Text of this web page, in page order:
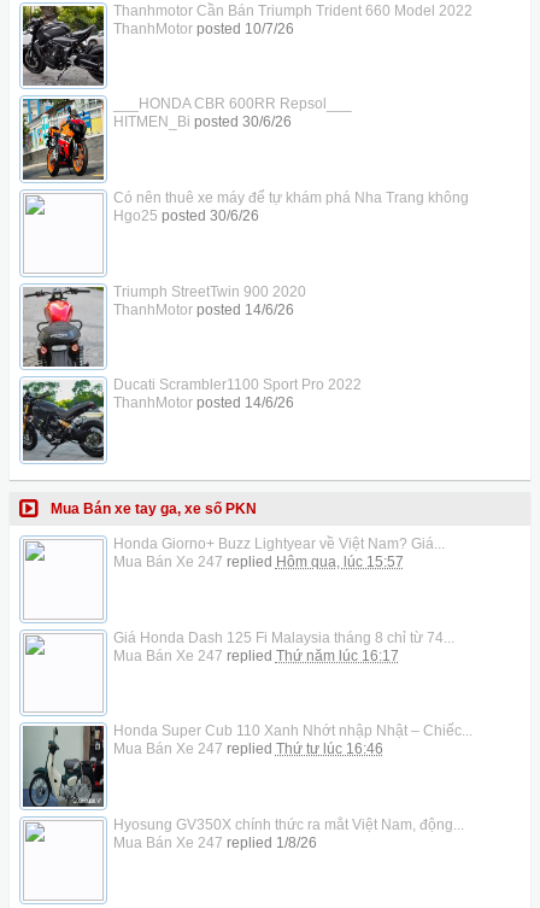
Thanhmotor Cần Bán Triumph Trident 660 Model 2022
ThanhMotorposted 10/7/26
___HONDA CBR 600RR Repsol___
HITMEN_Bi posted 30/6/26
Có nên thuê xe máy để tự khám phá Nha Trang không
Hgo25 posted 30/6/26
Triumph StreetTwin 900 2020
ThanhMotorposted 14/6/26
Ducati Scrambler1100 Sport Pro 2022
ThanhMotorposted 14/6/26
Mua Bán xe tay ga, xe số PKN
Honda Giorno+ Buzz Lightyear về Việt Nam? Giá...
Mua Bán Xe 247 replied Hôm qua, lúc 15:57
Giá Honda Dash 125 Fi Malaysia tháng 8 chỉ từ 74...
Mua Bán Xe 247 replied Thứ năm lúc 16:17
Honda Super Cub 110 Xanh Nhớt nhập Nhật – Chiếc...
Mua Bán Xe 247 replied Thứ tư lúc 16:46
Hyosung GV350X chính thức ra mắt Việt Nam, động...
Mua Bán Xe 247 replied 1/8/26